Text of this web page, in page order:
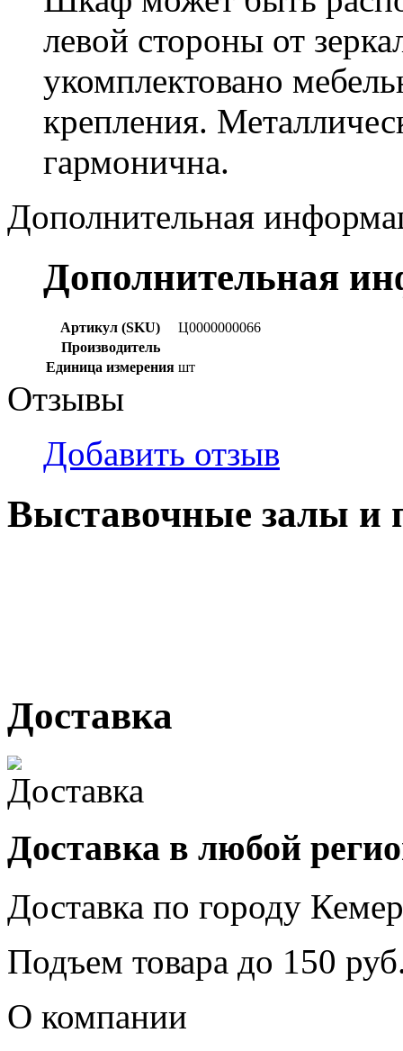
левой стороны от
укомплектовано
крепления.
гармонична.
Дополнительная
Дополнительная
Артикул (SKU)
Ц0000000066
Производитель
Единица измерения шт
Отзывы
Добавить отзыв
Выставочные залы и
Доставка
Доставка в любой
Доставка по городу
Подъем товара до 150
О компании